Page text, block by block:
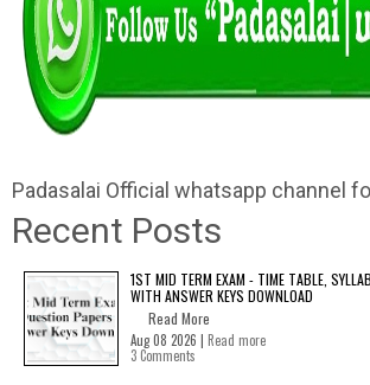
Padasalai Official whatsapp channel
Recent Posts
1ST MID TERM EXAM - TIME TABLE,
WITH ANSWER KEYS DOWNLOAD
Read More
Aug 08 2026 | Read more
3 Comments